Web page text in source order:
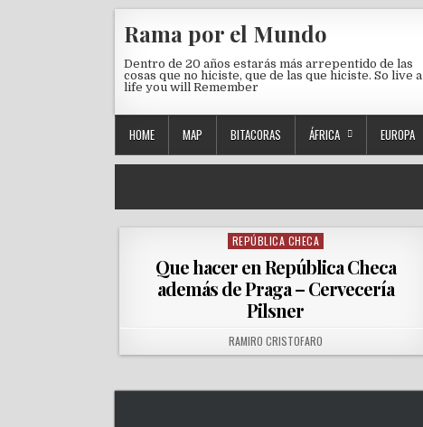
Rama por el Mundo
Dentro de 20 años estarás más arrepentido de las
cosas que no hiciste, que de las que hiciste. So live a
life you will Remember
HOME MAP BITACORAS ÁFRICA EUROPA
Posted in
REPÚBLICA CHECA
Que hacer en República Checa
además de Praga – Cervecería
Pilsner
AUTHOR:
RAMIRO CRISTOFARO